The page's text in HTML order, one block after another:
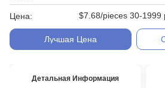
Цена: $7.68/pieces 30-1999
Лучшая Цена
Детальная Информация